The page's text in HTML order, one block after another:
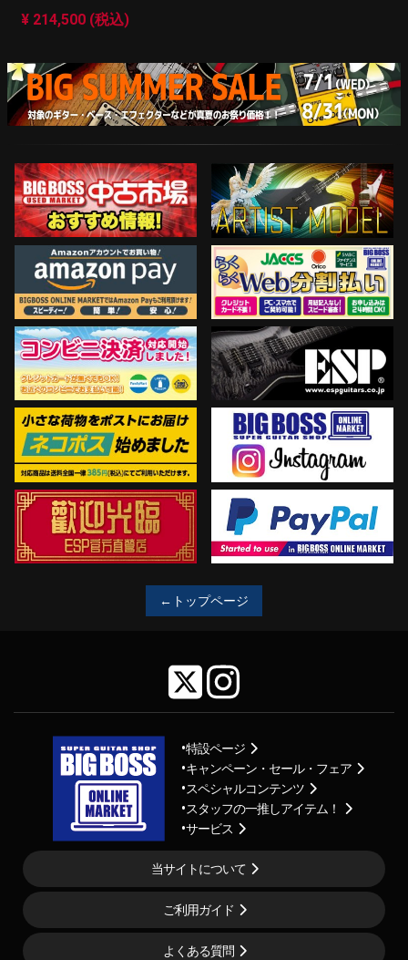
¥ 214,500 (税込)
←トップページ
特設ページ
キャンペーン・セール・フェア
スペシャルコンテンツ
スタッフの一推しアイテム！
サービス
当サイトについて
ご利用ガイド
よくある質問